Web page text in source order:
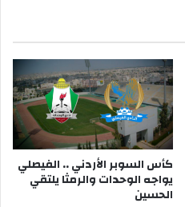
كأس السوبر الأردني .. الفيصلي
يواجه الوحدات والرمثا يلتقي
الحسين